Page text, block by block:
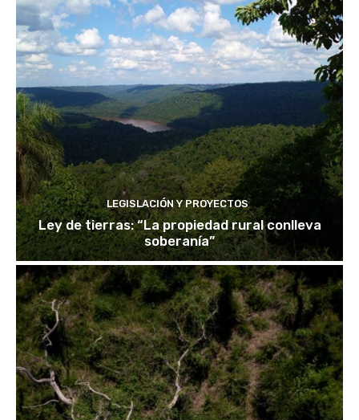
LEGISLACIÓN Y PROYECTOS
Ley de tierras: “La propiedad rural conlleva
soberanía”